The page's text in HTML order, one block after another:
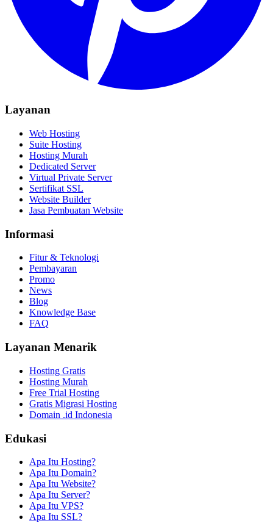
Layanan
Web Hosting
Suite Hosting
Hosting Murah
Dedicated Server
Virtual Private Server
Sertifikat SSL
Website Builder
Jasa Pembuatan Website
Informasi
Fitur & Teknologi
Pembayaran
Promo
News
Blog
Knowledge Base
FAQ
Layanan Menarik
Hosting Gratis
Hosting Murah
Free Trial Hosting
Gratis Migrasi Hosting
Domain .id Indonesia
Edukasi
Apa Itu Hosting?
Apa Itu Domain?
Apa Itu Website?
Apa Itu Server?
Apa Itu VPS?
Apa Itu SSL?